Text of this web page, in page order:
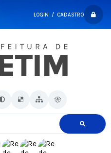
LOGIN / CADASTRO